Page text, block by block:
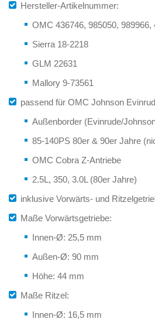
Hersteller-Artikelnummer:
OMC 436746, 985050, 989966,
Sierra 18-2218
GLM 22631
Mallory 9-73561
passend für OMC Johnson
Außenborder (Evinrude/
85-140PS 80er & 90er Jahre
OMC Cobra Z-Antriebe
2.5L, 350, 3.0L (80er Jahre)
inklusive Vorwärts- und
Maße Vorwärtsgetriebe:
Innen-Ø: 25,5 mm
Außen-Ø: 90 mm
Höhe: 44 mm
Maße Ritzel:
Innen-Ø: 16,5 mm